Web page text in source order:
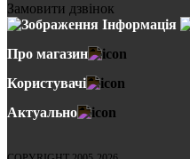
Замовити дзвінок
Інформація
Про магазин
Користувачі
Актуально